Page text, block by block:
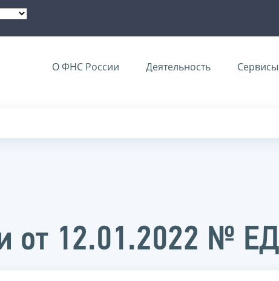
О ФНС России Деятельность Сервисы
от 12.01.2022 №